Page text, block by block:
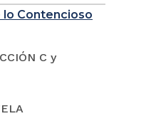
lo Contencioso
C y